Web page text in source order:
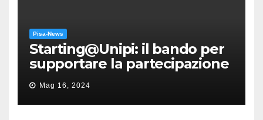
Pisa-News
Starting@Unipi: il bando per
supportare la partecipazione
all’ERC Starting Grant
Mag 16, 2024